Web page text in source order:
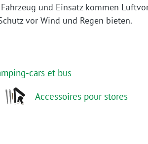
und Einsatz kommen
vor Wind und Regen bieten.
cars et bus
Accessoires pour stores